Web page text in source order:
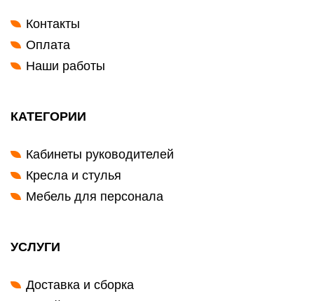
Контакты
Оплата
Наши работы
КАТЕГОРИИ
Кабинеты руководителей
Кресла и стулья
Мебель для персонала
УСЛУГИ
Доставка и сборка